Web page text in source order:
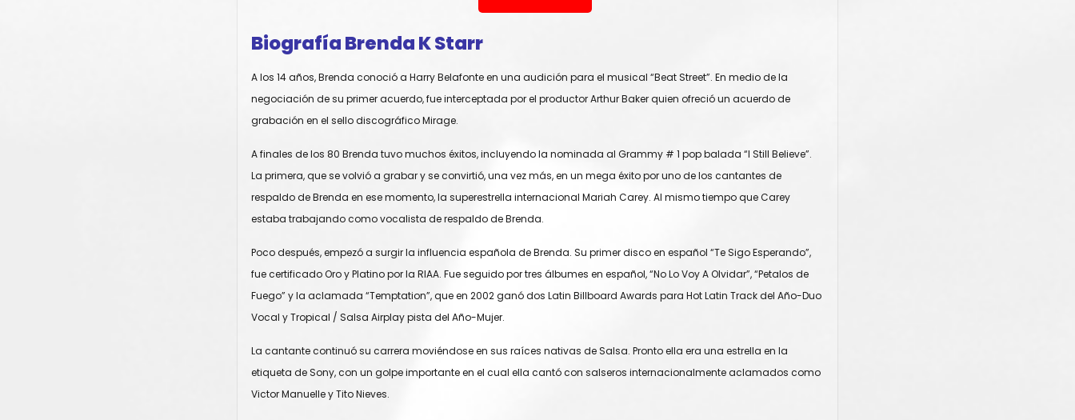
Biografía Brenda K Starr
A los 14 años, Brenda conoció a Harry Belafonte en una audición para el musical “Beat Street”. En medio de la
negociación de su primer acuerdo, fue interceptada por el productor Arthur Baker quien ofreció un acuerdo de
grabación en el sello discográfico Mirage.
A finales de los 80 Brenda tuvo muchos éxitos, incluyendo la nominada al Grammy # 1 pop balada “I Still Believe”.
La primera, que se volvió a grabar y se convirtió, una vez más, en un mega éxito por uno de los cantantes de
respaldo de Brenda en ese momento, la superestrella internacional Mariah Carey. Al mismo tiempo que Carey
estaba trabajando como vocalista de respaldo de Brenda.
Poco después, empezó a surgir la influencia española de Brenda. Su primer disco en español “Te Sigo Esperando”,
fue certificado Oro y Platino por la RIAA. Fue seguido por tres álbumes en español, “No Lo Voy A Olvidar”, “Petalos de
Fuego” y la aclamada “Temptation”, que en 2002 ganó dos Latin Billboard Awards para Hot Latin Track del Año-Duo
Vocal y Tropical / Salsa Airplay pista del Año-Mujer.
La cantante continuó su carrera moviéndose en sus raíces nativas de Salsa. Pronto ella era una estrella en la
etiqueta de Sony, con un golpe importante en el cual ella cantó con salseros internacionalmente aclamados como
Victor Manuelle y Tito Nieves.